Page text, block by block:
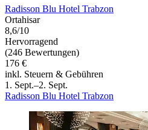
Radisson Blu Hotel Trabzon
Ortahisar
8,6/10
Hervorragend
(246 Bewertungen)
176 €
inkl. Steuern & Gebühren
1. Sept.–2. Sept.
Radisson Blu Hotel Trabzon